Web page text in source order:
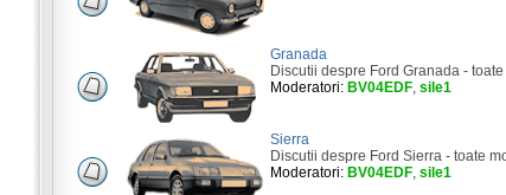
Granada
Discutii despre Ford Granada -
Moderatori: BV04EDF, sile1
Sierra
Discutii despre Ford Sierra - toate
Moderatori: BV04EDF, sile1